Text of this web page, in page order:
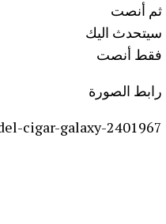
ثم أنصت
سيتحدث اليك
فقط أنصت
رابط الصورة
cigar-galaxy-2401967/